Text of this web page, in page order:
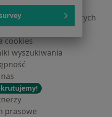
profesjonalistów
których
samodzielnie
cookies
wyszukiwania
prasowe